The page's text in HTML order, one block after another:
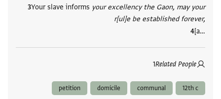
Your slave informs your excellency the Gaon, may your
r[ul]e be established forever,
[a‮…
Related People
1
12th c
communal
domicile
petition